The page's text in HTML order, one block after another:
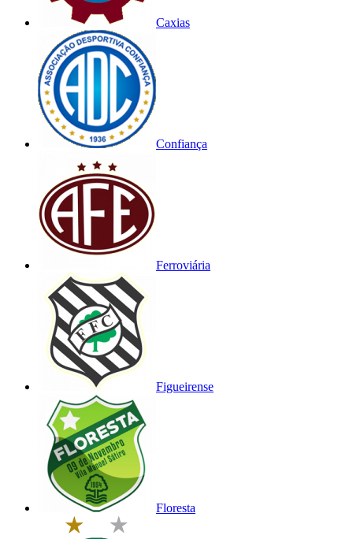
Caxias
Confiança
Ferroviária
Figueirense
Floresta